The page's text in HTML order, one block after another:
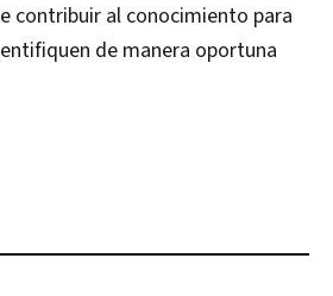
contribuir al conocimiento para
de manera oportuna